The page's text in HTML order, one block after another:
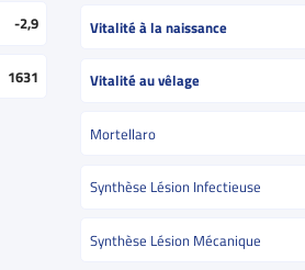
-2,9
1631
Vitalité à la naissance
Vitalité au vêlage
Mortellaro
Synthèse Lésion Infectieuse
Synthèse Lésion Mécanique